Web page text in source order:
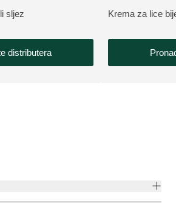
sljez
distributera
VIŠE O
Krema za lice